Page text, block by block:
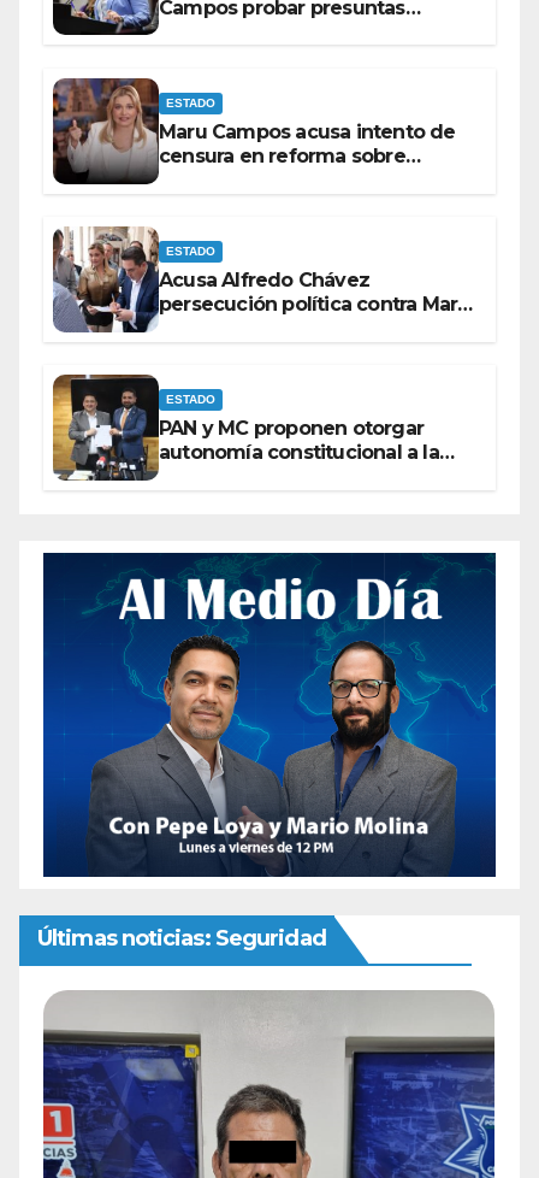
Campos probar presuntas
ESTADO
Maru Campos acusa intento de
censura en reforma sobre
ESTADO
Acusa Alfredo Chávez
persecución política contra Maru
ESTADO
PAN y MC proponen otorgar
autonomía constitucional a la
Últimas noticias: Seguridad